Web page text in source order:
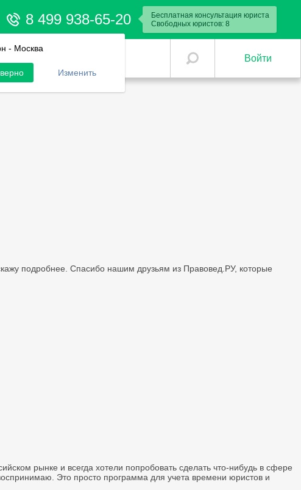
- Москва
Изменить
8 499 938-65-20
Бесплатная консультация юриста
Свободных юристов: 8
Войти
подробнее. Спасибо нашим друзьям из Правовед.РУ, которые
рынке и всегда хотели попробовать сделать что-нибудь в сфере
Это просто программа для учета времени юристов и